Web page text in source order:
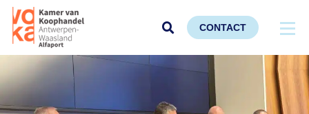
CONTACT